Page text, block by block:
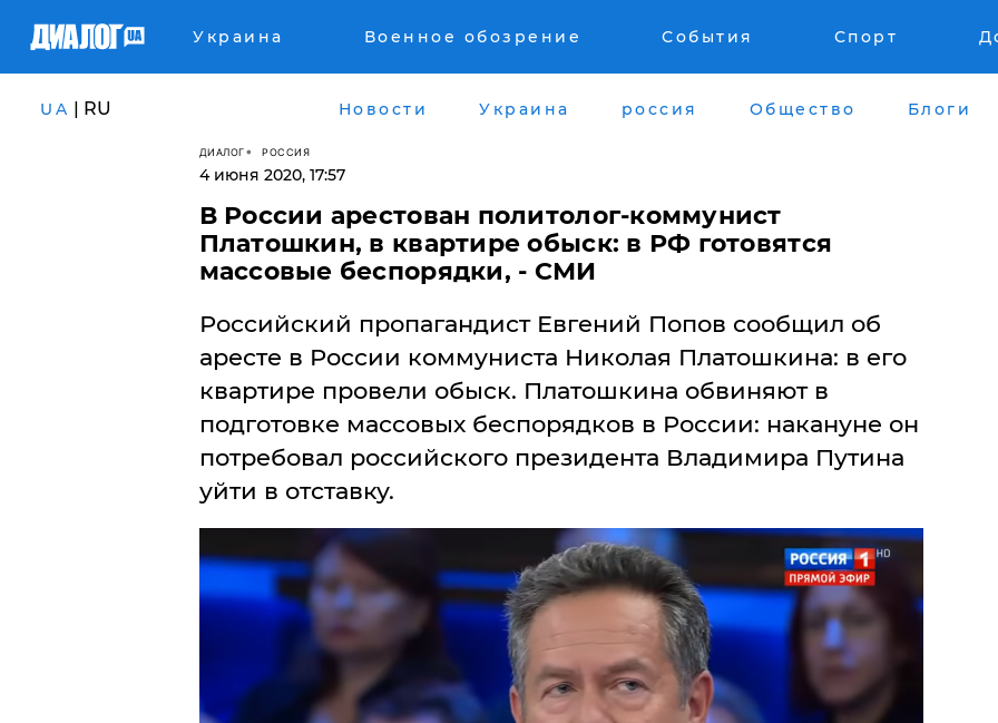
Украина Военное обозрение События Спорт
UA | RU Новости Украина россия Общество Блоги
ДИАЛОГ РОССИЯ
4 июня 2020, 17:57
В России арестован политолог-коммунист
Платошкин, в квартире обыск: в РФ готовятся
массовые беспорядки, - СМИ
​Российский пропагандист Евгений Попов сообщил об
аресте в России коммуниста Николая Платошкина: в его
квартире провели обыск. Платошкина обвиняют в
подготовке массовых беспорядков в России: накануне он
потребовал российского президента Владимира Путина
уйти в отставку.